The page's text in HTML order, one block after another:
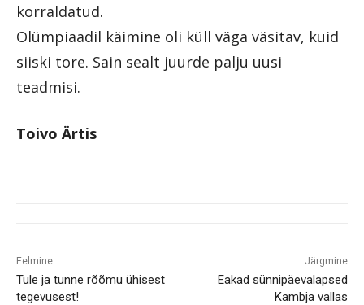
korraldatud.
Olümpiaadil käimine oli küll väga väsitav, kuid
siiski tore. Sain sealt juurde palju uusi
teadmisi.
Toivo Ärtis
Eelmine
Tule ja tunne rõõmu ühisest
tegevusest!
Järgmine
Eakad sünnipäevalapsed
Kambja vallas